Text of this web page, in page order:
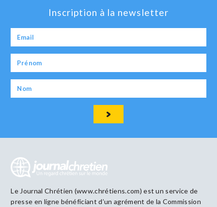
Inscription à la newsletter
Le Journal Chrétien (www.chrétiens.com) est un service de
presse en ligne bénéficiant d’un agrément de la Commission